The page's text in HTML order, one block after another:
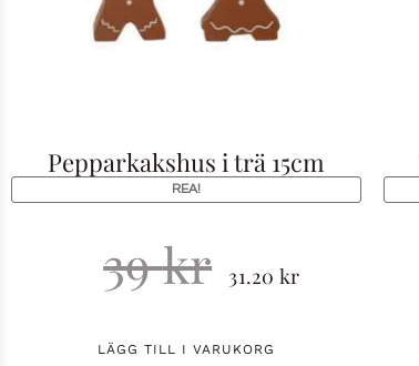
Pepparkakshus i trä 15cm
REA!
39kr 31.20 kr
LÄGG TILL I VARUKORG